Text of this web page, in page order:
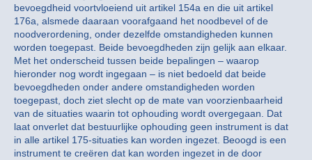
bevoegdheid voortvloeiend uit artikel 154a en die uit artikel
176a, alsmede daaraan voorafgaand het noodbevel of de
noodverordening, onder dezelfde omstandigheden kunnen
worden toegepast. Beide bevoegdheden zijn gelijk aan elkaar.
Met het onderscheid tussen beide bepalingen – waarop
hieronder nog wordt ingegaan – is niet bedoeld dat beide
bevoegdheden onder andere omstandigheden worden
toegepast, doch ziet slecht op de mate van voorzienbaarheid
van de situaties waarin tot ophouding wordt overgegaan. Dat
laat onverlet dat bestuurlijke ophouding geen instrument is dat
in alle artikel 175-situaties kan worden ingezet. Beoogd is een
instrument te creëren dat kan worden ingezet in de door